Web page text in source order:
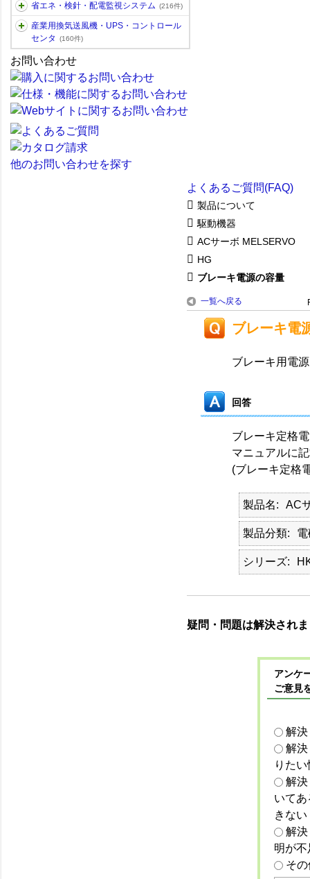
省エネ・検針・配電監視システム (216件)
産業用換気送風機・UPS・コントロール
センタ
(160件)
お問い合わせ
他のお問い合わせを探す
よくあるご質問(FAQ)
製品について
駆動機器
ACサーボ MELSERVO
HG
ブレーキ電源の容量
一覧へ戻る
ブレーキ電
ブレーキ用電
回答
ブレーキ定格
マニュアルに
(ブレーキ定格
製品名 AC
製品分類
シリーズ
疑問・問題は解決され
アンケ
ご意見
解
解
りた
解
いて
きない
解
明が
そ